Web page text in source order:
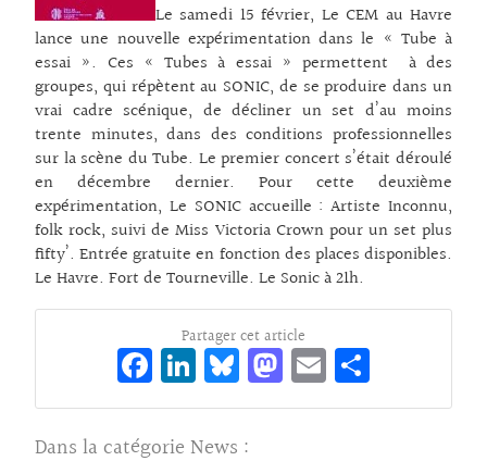
Le samedi 15 février, Le CEM au Havre
lance une nouvelle expérimentation dans le « Tube à
essai ». Ces « Tubes à essai » permettent à des
groupes, qui répètent au SONIC, de se produire dans un
vrai cadre scénique, de décliner un set d’au moins
trente minutes, dans des conditions professionnelles
sur la scène du Tube. Le premier concert s’était déroulé
en décembre dernier. Pour cette deuxième
expérimentation, Le SONIC accueille : Artiste Inconnu,
folk rock, suivi de Miss Victoria Crown pour un set plus
fifty’. Entrée gratuite en fonction des places disponibles.
Le Havre. Fort de Tourneville. Le Sonic à 21h.
Partager cet article
Fa
ce
bo
Li
n
ke
Bl
ue
sk
M
as
E
m rt
Dans la catégorie News :